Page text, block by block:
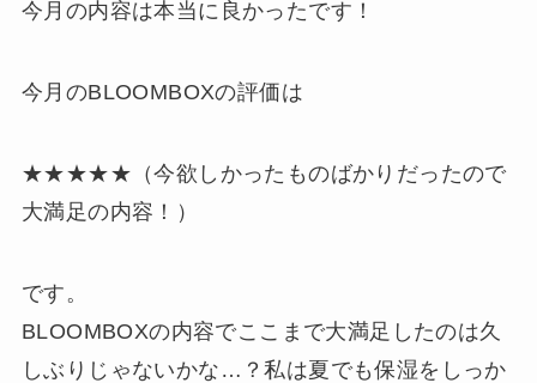
今月の内容は本当に良かったです！
今月のBLOOMBOXの評価は
★★★★★（今欲しかったものばかりだったので
大満足の内容！）
です。
BLOOMBOXの内容でここまで大満足したのは久
しぶりじゃないかな…？私は夏でも保湿をしっか